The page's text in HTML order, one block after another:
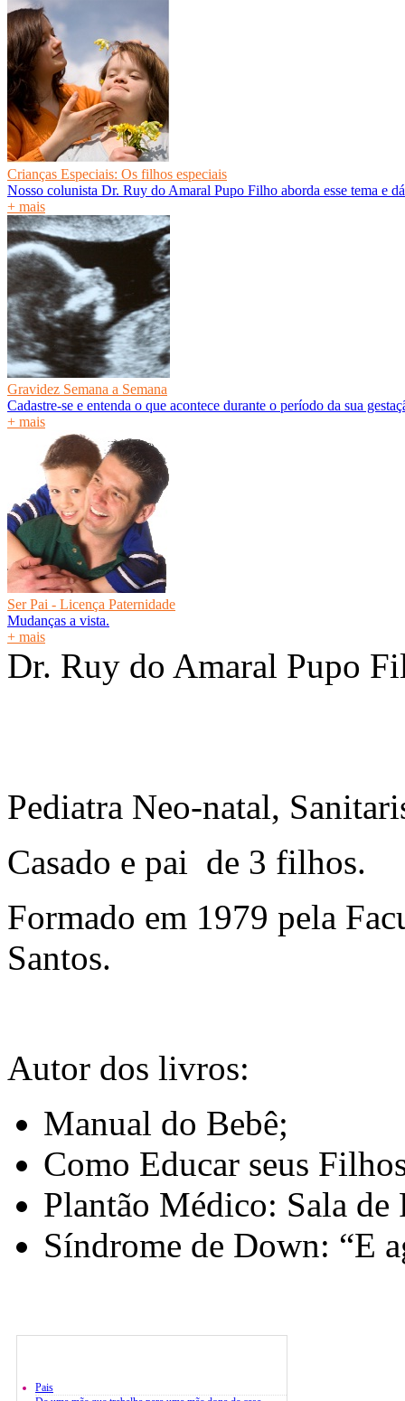
Crianças Especiais: Os filhos especiais
Nosso colunista Dr. Ruy do Amaral Pupo Filho aborda esse tema e
+ mais
Gravidez Semana a Semana
Cadastre-se e entenda o que acontece durante o período da sua
+ mais
Ser Pai - Licença Paternidade
Mudanças a vista.
+ mais
Dr. Ruy do Amaral Pupo
Pediatra Neo-natal,
Casado e pai de 3 filhos.
Formado em 1979 pela
Santos.
Autor dos livros:
Manual do Bebê;
Como Educar seus
Plantão Médico: Sala de
Síndrome de Down: “E
Pais